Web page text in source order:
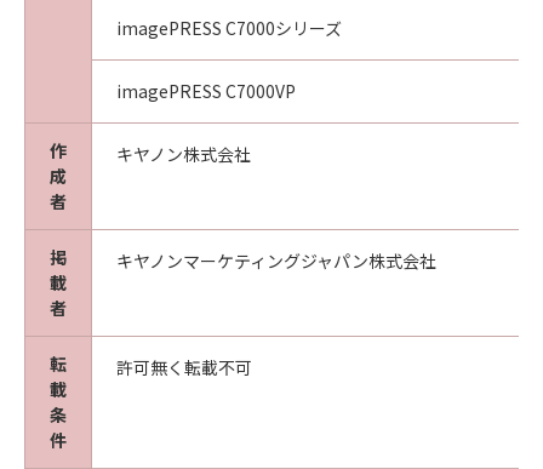
imagePRESS C7000シリーズ
imagePRESS C7000VP
作
成
者
キヤノン株式会社
掲
載
者
キヤノンマーケティングジャパン株式会社
転
載
条
件
許可無く転載不可